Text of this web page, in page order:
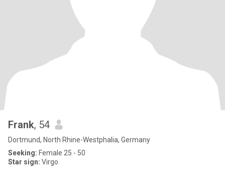
Frank, 54
Dortmund, North Rhine-Westphalia, Germany
Seeking: Female 25 - 50
Star sign: Virgo